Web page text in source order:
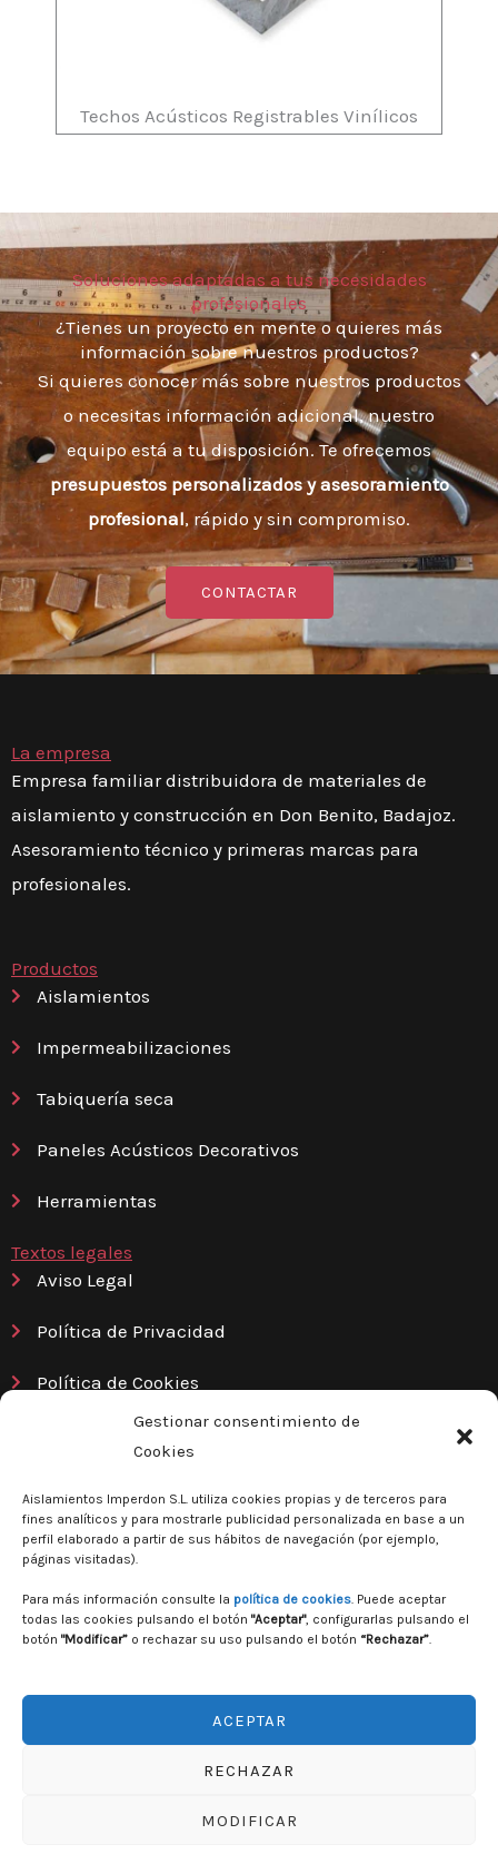
Gestionar consentimiento de
Cookies
Aislamientos Imperdon S.L. utiliza cookies propias y de terceros para
fines analíticos y para mostrarle publicidad personalizada en base a un
perfil elaborado a partir de sus hábitos de navegación (por ejemplo,
páginas visitadas).
Para más información consulte la política de cookies. Puede aceptar
todas las cookies pulsando el botón "Aceptar", configurarlas pulsando el
botón "Modificar” o rechazar su uso pulsando el botón “Rechazar”.
ACEPTAR
RECHAZAR
MODIFICAR
Techos Acústicos Registrables Vinílicos
Soluciones adaptadas a tus necesidades
profesionales
¿Tienes un proyecto en mente o quieres más
información sobre nuestros productos?
Si quieres conocer más sobre nuestros productos
o necesitas información adicional, nuestro
equipo está a tu disposición. Te ofrecemos
presupuestos personalizados y asesoramiento
profesional, rápido y sin compromiso.
CONTACTAR
La empresa
Empresa familiar distribuidora de materiales de
aislamiento y construcción en Don Benito, Badajoz.
Asesoramiento técnico y primeras marcas para
profesionales.
Productos
Aislamientos
Impermeabilizaciones
Tabiquería seca
Paneles Acústicos Decorativos
Herramientas
Textos legales
Aviso Legal
Política de Privacidad
Política de Cookies
P. Las Cumbres C/Torricelli, 21
06400, Don Benito (Badajoz)
924 81 08 91
info@imperdon.com
F
b
I
a
Copyright © 2026 Aislamientos ImperDon, SL
Diseño web: